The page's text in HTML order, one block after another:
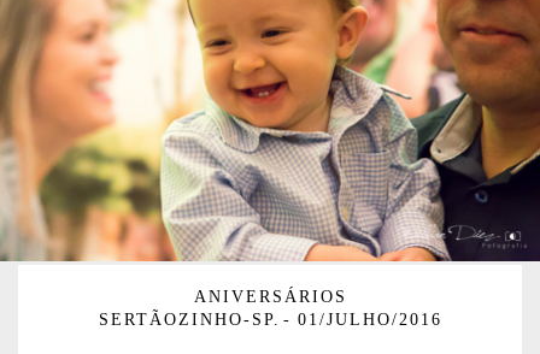
ANIVERSÁRIOS
SERTÃOZINHO-SP.
01/JULHO/2016